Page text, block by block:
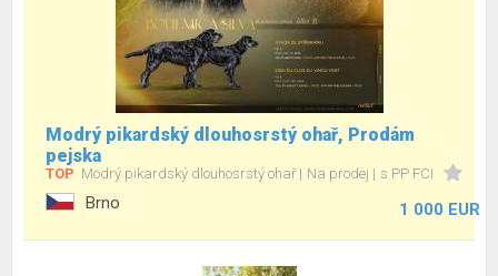
Modrý pikardský dlouhosrstý ohař, Prodám
pejska
TOP Modrý pikardský dlouhosrstý ohař Na prodej s PP FCI
Brno 1 000 EUR